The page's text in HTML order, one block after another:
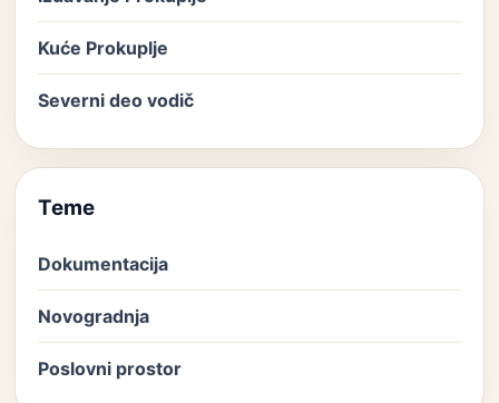
Kuće Prokuplje
Severni deo vodič
Teme
Dokumentacija
Novogradnja
Poslovni prostor